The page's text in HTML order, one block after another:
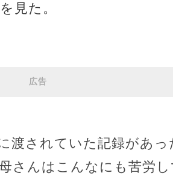
見た。
広告
渡されていた記録があっ
さんはこんなにも苦労